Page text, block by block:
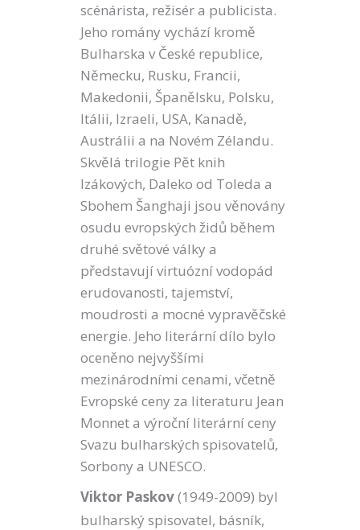
scénárista, režisér a publicista.
Jeho romány vychází kromě
Bulharska v České republice,
Německu, Rusku, Francii,
Makedonii, Španělsku, Polsku,
Itálii, Izraeli, USA, Kanadě,
Austrálii a na Novém Zélandu.
Skvělá trilogie Pět knih
Izákových, Daleko od Toleda a
Sbohem Šanghaji jsou věnovány
osudu evropských židů během
druhé světové války a
představují virtuózní vodopád
erudovanosti, tajemství,
moudrosti a mocné vypravěčské
energie. Jeho literární dílo bylo
oceněno nejvyššími
mezinárodními cenami, včetně
Evropské ceny za literaturu Jean
Monnet a výroční literární ceny
Svazu bulharských spisovatelů,
Sorbony a UNESCO.
Viktor Paskov(1949-2009) byl
bulharský spisovatel, básník,